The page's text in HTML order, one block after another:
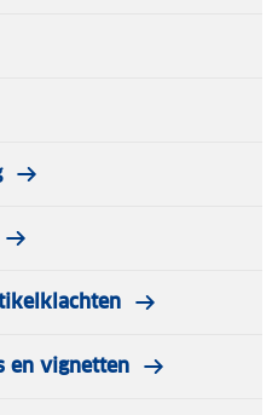
en geheim
en vignetten